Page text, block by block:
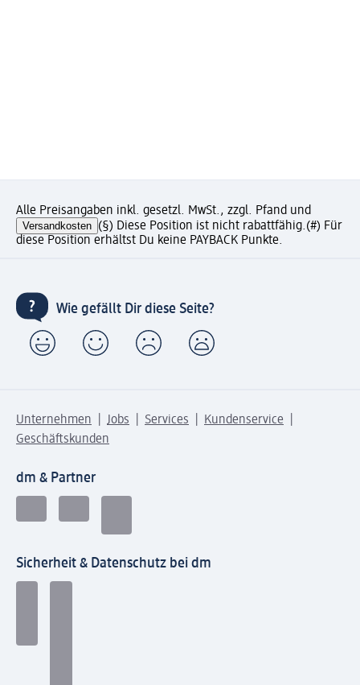
Alle Preisangaben inkl. gesetzl. MwSt., zzgl. Pfand und
Versandkosten (§) Diese Position ist nicht rabattfähig.(#) Für
diese Position erhältst Du keine PAYBACK Punkte.
Wie gefällt Dir diese Seite?
Unternehmen Jobs Services
Kundenservice
Geschäftskunden
dm & Partner
Sicherheit & Datenschutz bei dm